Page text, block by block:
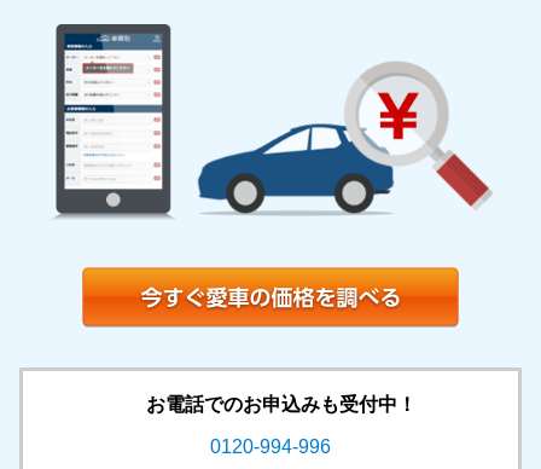
お電話でのお申込みも受付中！
0120-994-996